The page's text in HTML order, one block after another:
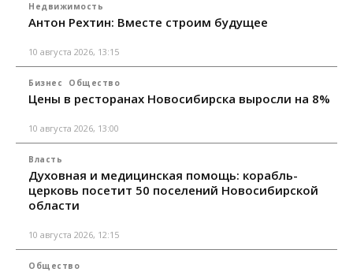
Недвижимость
Антон Рехтин: Вместе строим будущее
10 августа 2026, 13:15
Бизнес Общество
Цены в ресторанах Новосибирска выросли на 8%
10 августа 2026, 13:00
Власть
Духовная и медицинская помощь: корабль-
церковь посетит 50 поселений Новосибирской
области
10 августа 2026, 12:15
Общество